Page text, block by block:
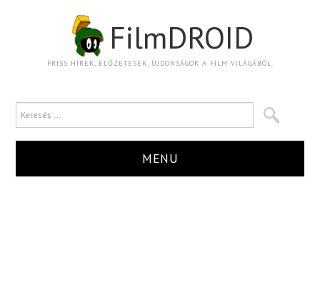
FilmDROID
FRISS HÍREK, ELŐZETESEK, ÚJDONSÁGOK A FILM VILÁGÁBÓL.
MENU